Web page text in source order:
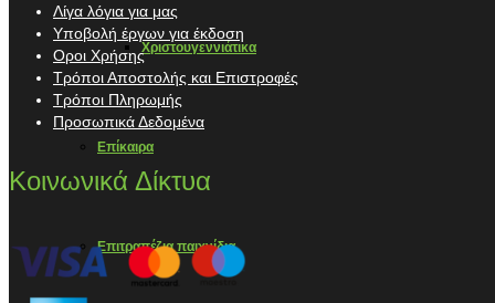
Χριστουγεννιάτικα
Επίκαιρα
Επιτραπέζια παιχνίδια
Λίγα λόγια για μας
Υποβολή έργων για έκδοση
Οροι Χρήσης
Τρόποι Αποστολής και Επιστροφές
Τρόποι Πληρωμής
Προσωπικά Δεδομένα
Κοινωνικά Δίκτυα